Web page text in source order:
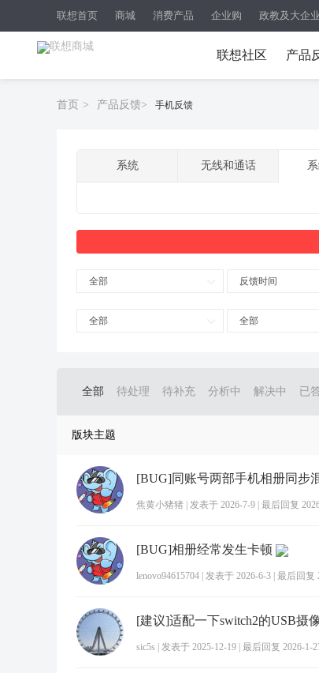
联想首页 商城 消费产品 企业购 政教及大企业
联想社区 产品
首页 > 产品反馈> 手机反馈
系统 无线和通话
全部 反馈时间
全部 全部
全部 待处理 待补充 分析中 解决中 已
版块主题
[BUG]同账号两部手机相册同步
焦黄小猪猪 发表于 2026-7-9 最后回复
[BUG]相册经常发生卡顿
lenovo94615704 发表于 2026-6-3 最后回复
[建议]适配一下switch2的USB摄
sic5s 发表于 2025-12-19 最后回复 2026-1-